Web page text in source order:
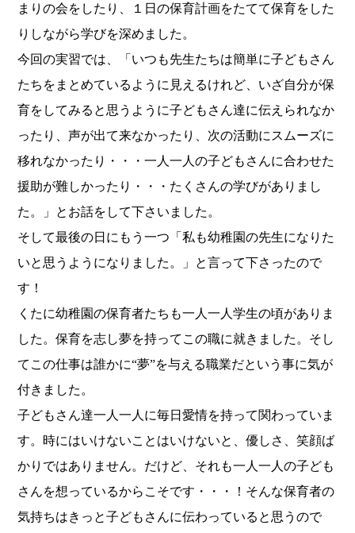
まりの会をしたり、１日の保育計画をたてて保育をした
りしながら学びを深めました。
今回の実習では、「いつも先生たちは簡単に子どもさん
たちをまとめているように見えるけれど、いざ自分が保
育をしてみると思うように子どもさん達に伝えられなか
ったり、声が出て来なかったり、次の活動にスムーズに
移れなかったり・・・一人一人の子どもさんに合わせた
援助が難しかったり・・・たくさんの学びがありまし
た。」とお話をして下さいました。
そして最後の日にもう一つ「私も幼稚園の先生になりた
いと思うようになりました。」と言って下さったので
す！
くたに幼稚園の保育者たちも一人一人学生の頃がありま
した。保育を志し夢を持ってこの職に就きました。そし
てこの仕事は誰かに“夢”を与える職業だという事に気が
付きました。
子どもさん達一人一人に毎日愛情を持って関わっていま
す。時にはいけないことはいけないと、優しさ、笑顔ば
かりではありません。だけど、それも一人一人の子ども
さんを想っているからこそです・・・！そんな保育者の
気持ちはきっと子どもさんに伝わっていると思うので